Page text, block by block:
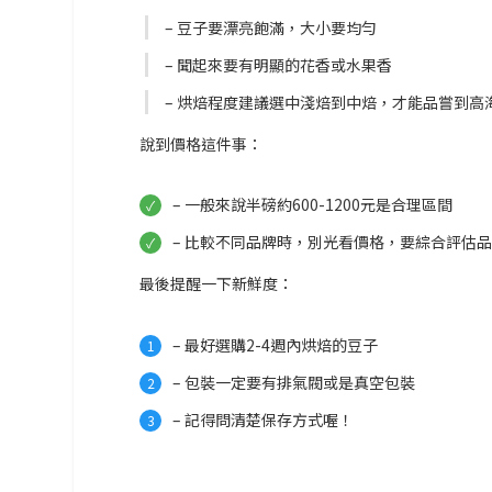
– 豆子要漂亮飽滿，大小要均勻
– 聞起來要有明顯的花香或水果香
– 烘焙程度建議選中淺焙到中焙，才能品嘗到高
說到價格這件事：
– 一般來說半磅約600-1200元是合理區間
– 比較不同品牌時，別光看價格，要綜合評估
最後提醒一下新鮮度：
– 最好選購2-4週內烘焙的豆子
– 包裝一定要有排氣閥或是真空包裝
– 記得問清楚保存方式喔！